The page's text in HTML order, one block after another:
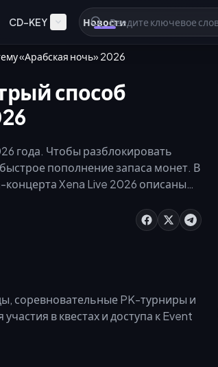
CD-KEY Новости
«Арабская ночь» 2026
способ
года. Чтобы разблокировать
пополнение запаса монет. В
Xena Live 2026 описаны
скорость доставки, чтобы успеть
соревновательные PK-турниры и
в квестах и доступа к Event